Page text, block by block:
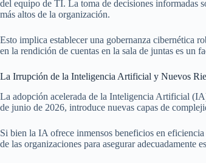
del equipo de TI. La toma de decisiones informadas
más altos de la organización.
Esto implica establecer una gobernanza cibernética
en la rendición de cuentas en la sala de juntas es un
La Irrupción de la Inteligencia Artificial y Nuevos
La adopción acelerada de la Inteligencia Artificial
de junio de 2026, introduce nuevas capas de
Si bien la IA ofrece inmensos beneficios en
de las organizaciones para asegurar adecuadamente